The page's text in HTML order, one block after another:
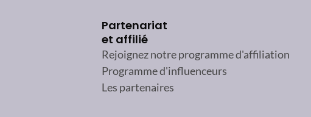
Partenariat
et affilié
Rejoignez notre programme d'affiliation
Programme d'influenceurs
Les partenaires